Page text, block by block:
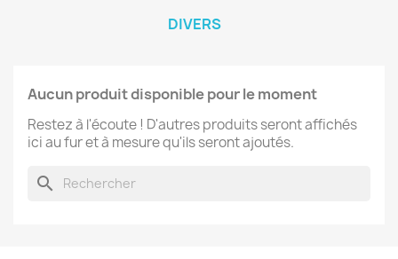
DIVERS
Aucun produit disponible pour le moment
Restez à l'écoute ! D'autres produits seront affichés
ici au fur et à mesure qu'ils seront ajoutés.
search